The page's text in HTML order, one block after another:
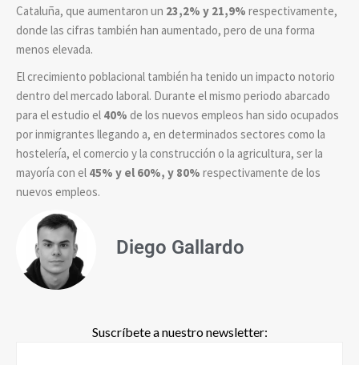
Cataluña, que aumentaron un 23,2% y 21,9% respectivamente,
donde las cifras también han aumentado, pero de una forma
menos elevada.
El crecimiento poblacional también ha tenido un impacto notorio
dentro del mercado laboral. Durante el mismo periodo abarcado
para el estudio el 40% de los nuevos empleos han sido ocupados
por inmigrantes llegando a, en determinados sectores como la
hostelería, el comercio y la construcción o la agricultura, ser la
mayoría con el 45% y el 60%, y 80% respectivamente de los
nuevos empleos.
Diego Gallardo
Suscríbete a nuestro newsletter: